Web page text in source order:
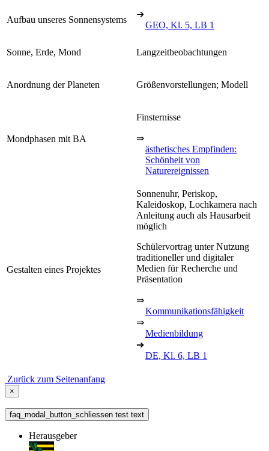
Aufbau unseres Sonnensystems
➔
GEO, Kl. 5, LB 1
Sonne, Erde, Mond Langzeitbeobachtungen
Anordnung der Planeten Größenvorstellungen; Modell
Mondphasen mit BA
Finsternisse
⇒
ästhetisches Empfinden:
Schönheit von
Naturereignissen
Gestalten eines Projektes
Sonnenuhr, Periskop,
Kaleidoskop, Lochkamera nach
Anleitung auch als Hausarbeit
möglich
Schülervortrag unter Nutzung
traditioneller und digitaler
Medien für Recherche und
Präsentation
⇒
Kommunikationsfähigkeit
⇒
Medienbildung
➔
DE, Kl. 6, LB 1
Zurück zum Seitenanfang
×
faq_modal_button_schliessen test text
Herausgeber